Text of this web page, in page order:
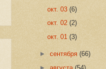
окт. 03 (6)
окт. 02 (2)
окт. 01 (3)
►сентября(66)